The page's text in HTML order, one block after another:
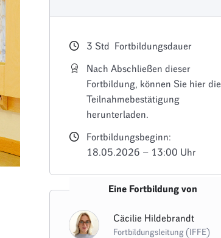
3 Std Fortbildungsdauer
Nach Abschließen dieser
Fortbildung, können Sie hier die
Teilnahmebestätigung
herunterladen.
Fortbildungsbeginn:
18.05.2026 – 13:00 Uhr
Eine Fortbildung von
Cäcilie Hildebrandt
Fortbildungsleitung (IFFE)